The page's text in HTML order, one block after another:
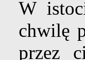
W
chwilę
przez